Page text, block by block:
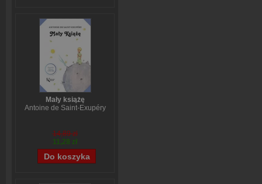
Mały książę
Antoine de Saint-Exupéry
14,89 zł
11,28 zł